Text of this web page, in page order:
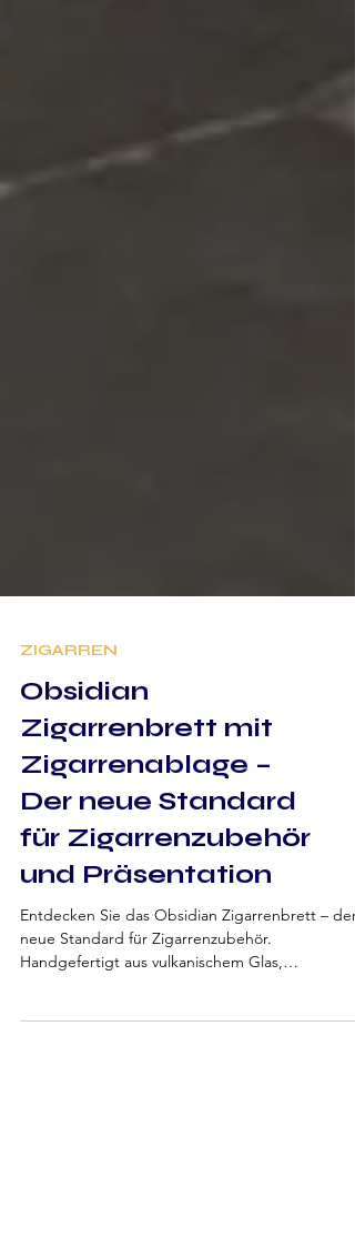
ZIGARREN
Obsidian
Zigarrenbrett mit
Zigarrenablage –
Der neue Standard
für Zigarrenzubehör
und Präsentation
Entdecken Sie das Obsidian Zigarrenbrett – der